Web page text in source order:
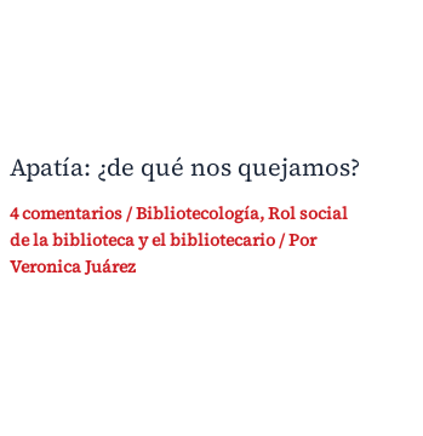
Apatía: ¿de qué nos quejamos?
4 comentarios/Bibliotecología,Rol social
de la biblioteca y el bibliotecario/ Por
Veronica Juárez